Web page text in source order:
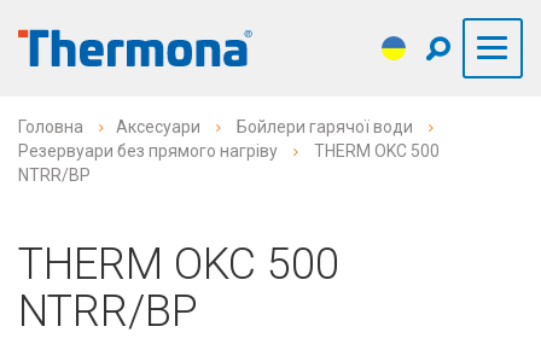
Головна Аксесуари
Бойлери гарячої води
Резервуари без прямого нагріву
THERM OKC 500
NTRR/BP
THERM OKC 500
NTRR/BP